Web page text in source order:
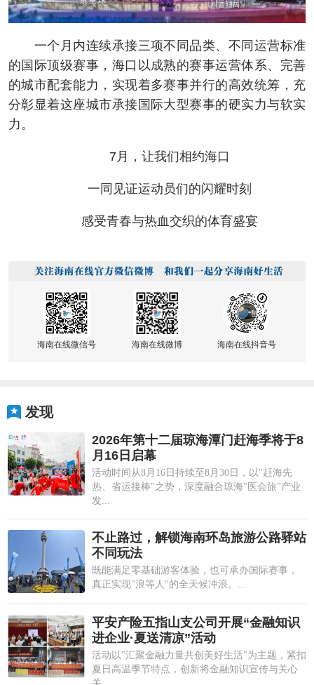
一个月内连续承接三项不同品类、不同运营标准
的国际顶级赛事，海口以成熟的赛事运营体系、完善
的城市配套能力，实现着多赛事并行的高效统筹，充
分彰显着这座城市承接国际大型赛事的硬实力与软实
力。
7月，让我们相约海口
一同见证运动员们的闪耀时刻
感受青春与热血交织的体育盛宴
海南在线微信号 海南在线微博 海南在线抖音号
发现
2026年第十二届琼海潭门赶海季将于8
月16日启幕
活动时间从8月16日持续至8月30日，以"赶海先
热、省运接棒"之势，深度融合琼海"医会旅"产业
发...
不止路过，解锁海南环岛旅游公路驿站
不同玩法
既能满足零基础游客体验，也可承办国际赛事，
真正实现"浪等人"的全天候冲浪。...
平安产险五指山支公司开展“金融知识
进企业·夏送清凉”活动
活动以"汇聚金融力量共创美好生活"为主题，紧扣
夏日高温季节特点，创新将金融知识宣传与关心